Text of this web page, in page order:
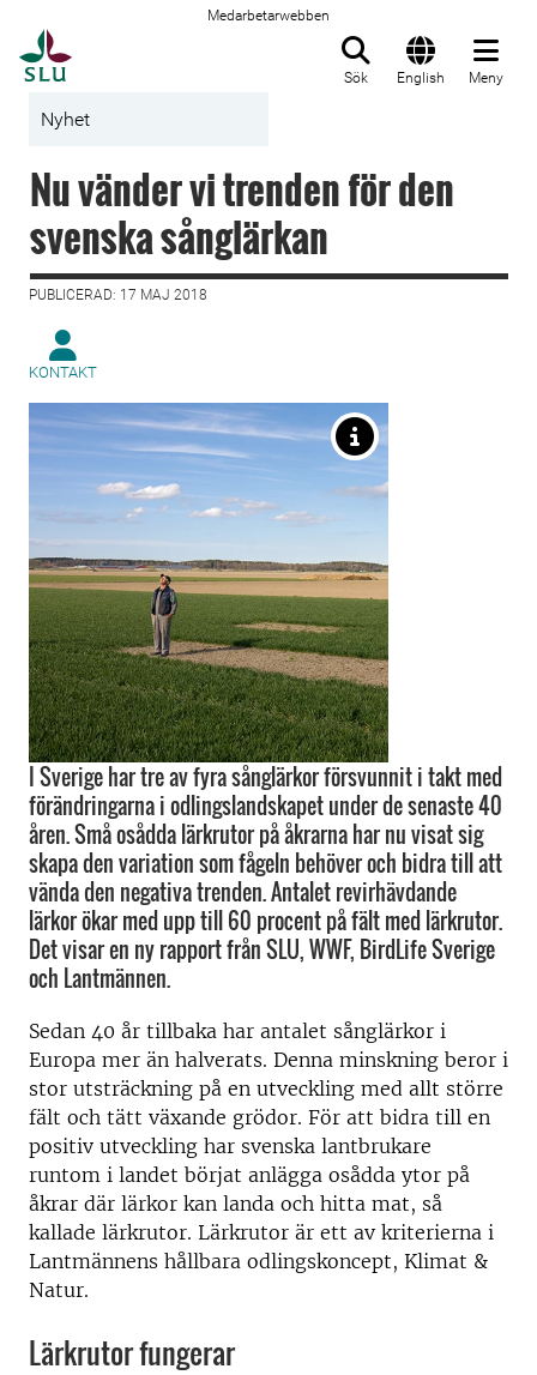
Medarbetarwebben
Sök English Meny
Nyhet
Nu vänder vi trenden för den
svenska sånglärkan
PUBLICERAD: 17 MAJ 2018
KONTAKT
I Sverige har tre av fyra sånglärkor försvunnit i takt med
förändringarna i odlingslandskapet under de senaste 40
åren. Små osådda lärkrutor på åkrarna har nu visat sig
skapa den variation som fågeln behöver och bidra till att
vända den negativa trenden. Antalet revirhävdande
lärkor ökar med upp till 60 procent på fält med lärkrutor.
Det visar en ny rapport från SLU, WWF, BirdLife Sverige
och Lantmännen.
Sedan 40 år tillbaka har antalet sånglärkor i
Europa mer än halverats. Denna minskning beror i
stor utsträckning på en utveckling med allt större
fält och tätt växande grödor. För att bidra till en
positiv utveckling har svenska lantbrukare
runtom i landet börjat anlägga osådda ytor på
åkrar där lärkor kan landa och hitta mat, så
kallade lärkrutor. Lärkrutor är ett av kriterierna i
Lantmännens hållbara odlingskoncept, Klimat &
Natur.
Lärkrutor fungerar